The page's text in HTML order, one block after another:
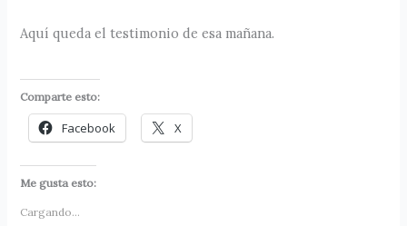
Aquí queda el testimonio de esa mañana.
Comparte esto:
Facebook X
Me gusta esto:
Cargando...